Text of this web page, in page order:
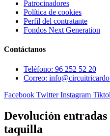
Patrocinadores
Política de cookies
Perfil del contratante
Fondos Next Generation
Contáctanos
Teléfono: 96 252 52 20
Correo:
Facebook Twitter Instagram
Devolución entradas
taquilla